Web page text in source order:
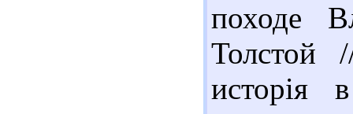
походе
Толстой
исторія